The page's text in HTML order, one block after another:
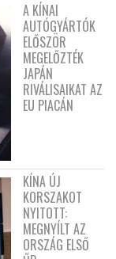
A KÍNAI
AUTÓGYÁRTÓK
ELŐSZÖR
MEGELŐZTÉK
JAPÁN
RIVÁLISAIKAT AZ
EU PIACÁN
KÍNA ÚJ
KORSZAKOT
NYITOTT:
MEGNYÍLT AZ
ORSZÁG ELSŐ